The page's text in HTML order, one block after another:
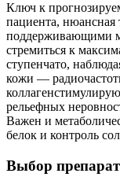
Ключ к
пациента, нюансная
поддерживающими
стремиться к
ступенчато,
кожи —
рельефных
Важен и
белок и контроль
Выбор